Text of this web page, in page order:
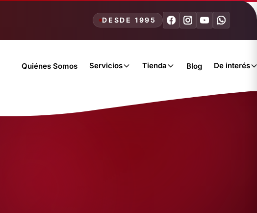
DESDE 1995
Quiénes Somos Servicios Tienda Blog De interés